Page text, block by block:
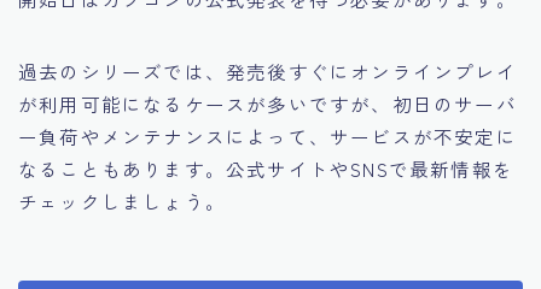
過去のシリーズでは、発売後すぐにオンラインプレイ
が利用可能になるケースが多いですが、初日のサーバ
ー負荷やメンテナンスによって、サービスが不安定に
なることもあります。公式サイトやSNSで最新情報を
チェックしましょう。